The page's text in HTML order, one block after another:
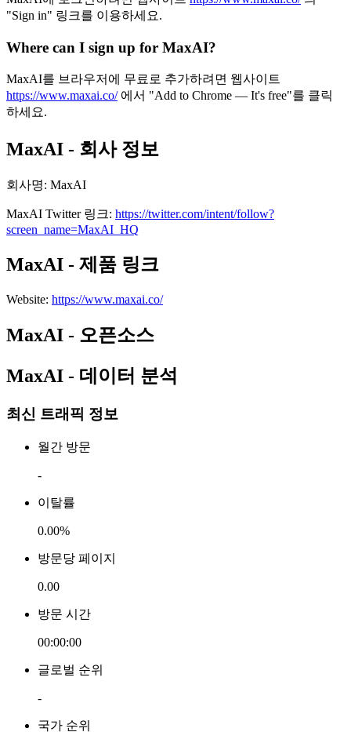
"Sign in" 링크를 이용하세요.
Where can I sign up for MaxAI?
MaxAI를 브라우저에 무료로 추가하려면 웹사이트
https://www.maxai.co/에서 "Add to Chrome — It's free"를 클릭
하세요.
MaxAI - 회사 정보
회사명: MaxAI
MaxAI Twitter 링크: https://twitter.com/intent/follow?
screen_name=MaxAI_HQ
MaxAI - 제품 링크
Website: https://www.maxai.co/
MaxAI - 오픈소스
MaxAI - 데이터 분석
최신 트래픽 정보
월간 방문
-
이탈률
0.00%
방문당 페이지
0.00
방문 시간
00:00:00
글로벌 순위
-
국가 순위